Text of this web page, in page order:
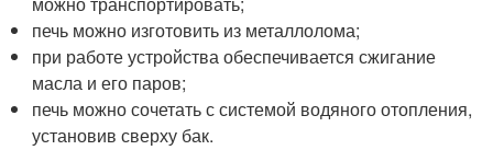
печь можно изготовить из металлолома;
при работе устройства обеспечивается сжигание
масла и его паров;
печь можно сочетать с системой водяного отопления,
установив сверху бак.